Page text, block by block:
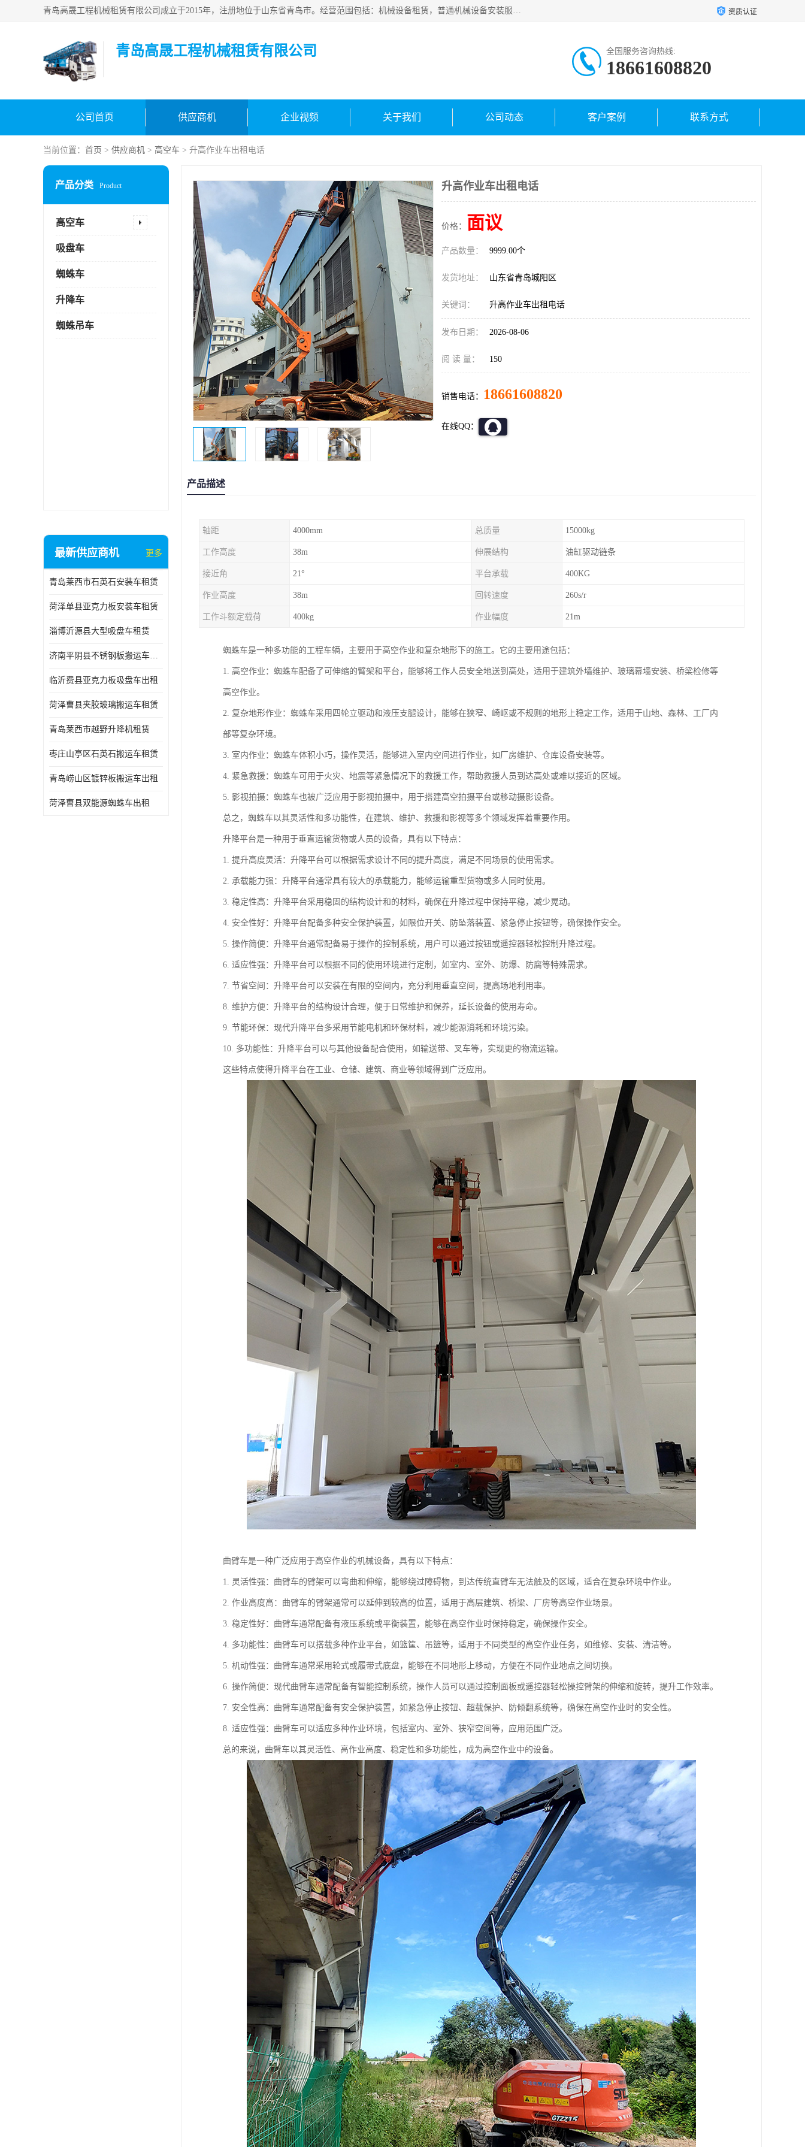
青岛高晟工程机械租赁有限公司成立于2015年，注册地位于山东省青岛市。经营范围包括：机械设备租赁，普通机械设备安装服务，电子、机械设备维护，专用设备修理，通用设备修理，机械设备销售，环境保护专用设备销售，建筑材料销售，专业保洁、清洗、消毒服务，劳动保护用品销售，信息技术咨询服务，汽车拖车、求援、清障服务，物业管理；工程管理服务，货物进出口，技术进出口，汽车销售，新能源汽车整车销售等。 资质认证
青岛高晟工程机械租赁有限公司 全国服务咨询热线:
18661608820
公司首页 供应商机 企业视频 关于我们 公司动态 客户案例 联系方式
当前位置： 首页 > 供应商机 > 高空车 > 升高作业车出租电话
产品分类 Product
高空车
吸盘车
蜘蛛车
升降车
蜘蛛吊车
最新供应商机 更多
青岛莱西市石英石安装车租赁
菏泽单县亚克力板安装车租赁
淄博沂源县大型吸盘车租赁
济南平阴县不锈钢板搬运车出租
临沂费县亚克力板吸盘车出租
菏泽曹县夹胶玻璃搬运车租赁
青岛莱西市越野升降机租赁
枣庄山亭区石英石搬运车租赁
青岛崂山区镀锌板搬运车出租
菏泽曹县双能源蜘蛛车出租
升高作业车出租电话
价格： 面议
产品数量： 9999.00个
发货地址： 山东省青岛城阳区
关键词： 升高作业车出租电话
发布日期： 2026-08-06
阅 读 量： 150
销售电话： 18661608820
在线QQ：
产品描述
轴距 4000mm 总质量 15000kg
工作高度 38m 伸展结构 油缸驱动链条
接近角 21° 平台承载 400KG
作业高度 38m 回转速度 260s/r
工作斗额定载荷 400kg 作业幅度 21m
蜘蛛车是一种多功能的工程车辆，主要用于高空作业和复杂地形下的施工。它的主要用途包括：
1. 高空作业：蜘蛛车配备了可伸缩的臂架和平台，能够将工作人员安全地送到高处，适用于建筑外墙维护、玻璃幕墙安装、桥梁检修等
高空作业。
2. 复杂地形作业：蜘蛛车采用四轮立驱动和液压支腿设计，能够在狭窄、崎岖或不规则的地形上稳定工作，适用于山地、森林、工厂内
部等复杂环境。
3. 室内作业：蜘蛛车体积小巧，操作灵活，能够进入室内空间进行作业，如厂房维护、仓库设备安装等。
4. 紧急救援：蜘蛛车可用于火灾、地震等紧急情况下的救援工作，帮助救援人员到达高处或难以接近的区域。
5. 影视拍摄：蜘蛛车也被广泛应用于影视拍摄中，用于搭建高空拍摄平台或移动摄影设备。
总之，蜘蛛车以其灵活性和多功能性，在建筑、维护、救援和影视等多个领域发挥着重要作用。
升降平台是一种用于垂直运输货物或人员的设备，具有以下特点：
1. 提升高度灵活：升降平台可以根据需求设计不同的提升高度，满足不同场景的使用需求。
2. 承载能力强：升降平台通常具有较大的承载能力，能够运输重型货物或多人同时使用。
3. 稳定性高：升降平台采用稳固的结构设计和的材料，确保在升降过程中保持平稳，减少晃动。
4. 安全性好：升降平台配备多种安全保护装置，如限位开关、防坠落装置、紧急停止按钮等，确保操作安全。
5. 操作简便：升降平台通常配备易于操作的控制系统，用户可以通过按钮或遥控器轻松控制升降过程。
6. 适应性强：升降平台可以根据不同的使用环境进行定制，如室内、室外、防爆、防腐等特殊需求。
7. 节省空间：升降平台可以安装在有限的空间内，充分利用垂直空间，提高场地利用率。
8. 维护方便：升降平台的结构设计合理，便于日常维护和保养，延长设备的使用寿命。
9. 节能环保：现代升降平台多采用节能电机和环保材料，减少能源消耗和环境污染。
10. 多功能性：升降平台可以与其他设备配合使用，如输送带、叉车等，实现更的物流运输。
这些特点使得升降平台在工业、仓储、建筑、商业等领域得到广泛应用。
曲臂车是一种广泛应用于高空作业的机械设备，具有以下特点：
1. 灵活性强：曲臂车的臂架可以弯曲和伸缩，能够绕过障碍物，到达传统直臂车无法触及的区域，适合在复杂环境中作业。
2. 作业高度高：曲臂车的臂架通常可以延伸到较高的位置，适用于高层建筑、桥梁、厂房等高空作业场景。
3. 稳定性好：曲臂车通常配备有液压系统或平衡装置，能够在高空作业时保持稳定，确保操作安全。
4. 多功能性：曲臂车可以搭载多种作业平台，如篮筐、吊篮等，适用于不同类型的高空作业任务，如维修、安装、清洁等。
5. 机动性强：曲臂车通常采用轮式或履带式底盘，能够在不同地形上移动，方便在不同作业地点之间切换。
6. 操作简便：现代曲臂车通常配备有智能控制系统，操作人员可以通过控制面板或遥控器轻松操控臂架的伸缩和旋转，提升工作效率。
7. 安全性高：曲臂车通常配备有安全保护装置，如紧急停止按钮、超载保护、防倾翻系统等，确保在高空作业时的安全性。
8. 适应性强：曲臂车可以适应多种作业环境，包括室内、室外、狭窄空间等，应用范围广泛。
总的来说，曲臂车以其灵活性、高作业高度、稳定性和多功能性，成为高空作业中的设备。